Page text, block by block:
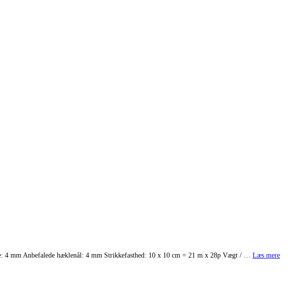
4 mm Anbefalede hæklenål: 4 mm Strikkefasthed: 10 x 10 cm = 21 m x 28p Vægt / … Læs mere